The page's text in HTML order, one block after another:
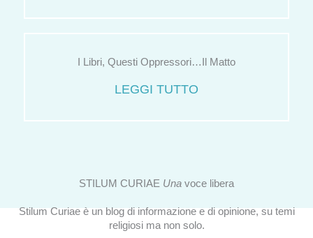
I Libri, Questi Oppressori…Il Matto
LEGGI TUTTO
STILUM CURIAE Una voce libera
Stilum Curiae è un blog di informazione e di opinione, su temi
religiosi ma non solo.